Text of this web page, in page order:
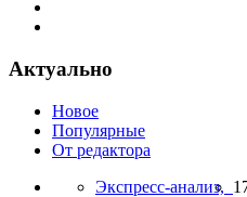
Актуально
Новое
Популярные
От редактора
Экспресс-анализ,